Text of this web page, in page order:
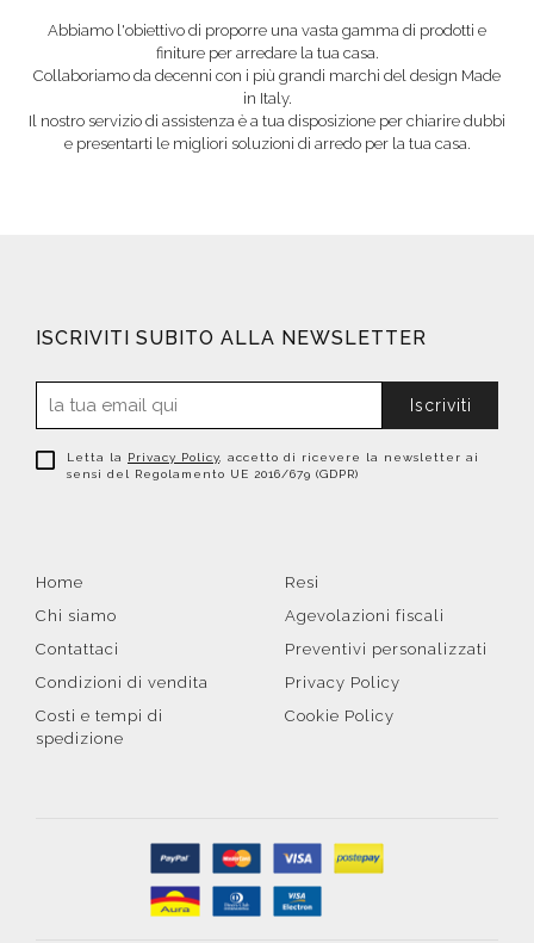
Abbiamo l'obiettivo di proporre una vasta gamma di prodotti e
finiture per arredare la tua casa.
Collaboriamo da decenni con i più grandi marchi del design Made
in Italy.
Il nostro servizio di assistenza è a tua disposizione per chiarire dubbi
e presentarti le migliori soluzioni di arredo per la tua casa.
ISCRIVITI SUBITO ALLA NEWSLETTER
Iscriviti
Letta la Privacy Policy, accetto di ricevere la newsletter ai
sensi del Regolamento UE 2016/679 (GDPR)
Home
Chi siamo
Contattaci
Condizioni di vendita
Costi e tempi di
spedizione
Resi
Agevolazioni fiscali
Preventivi personalizzati
Privacy Policy
Cookie Policy